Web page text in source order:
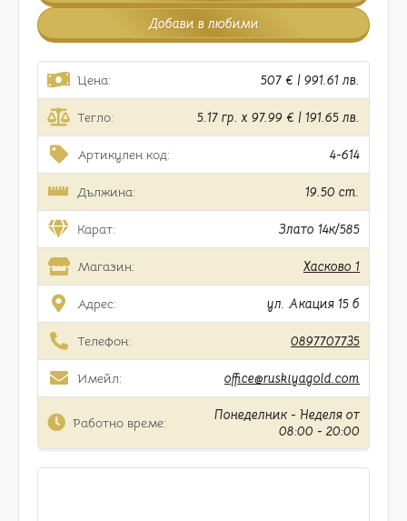
Добави в любими
Цена: 507 € | 991.61 лв.
Тегло: 5.17 гр. x 97.99 € | 191.65 лв.
Артикулен код: 4-614
Дължина: 19.50 cm.
Карат: Злато 14к/585
Магазин: Хасково 1
Адрес: ул. Акация 15 б
Телефон: 0897707735
Имейл: office@ruskiyagold.com
Работно време:
Понеделник - Неделя от
08:00 - 20:00